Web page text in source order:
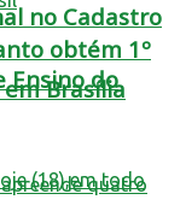
no Cadastro
Brasília
obtém 1º
Ensino do